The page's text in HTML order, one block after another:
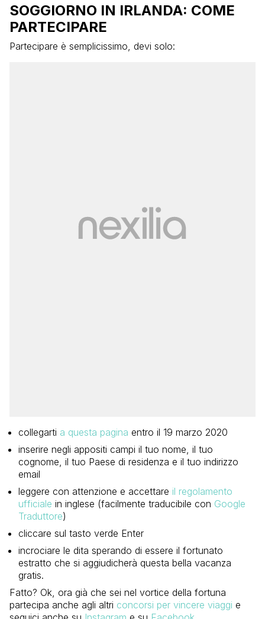
SOGGIORNO IN IRLANDA: COME
PARTECIPARE
Partecipare è semplicissimo, devi solo:
collegarti a questa pagina entro il 19 marzo 2020
inserire negli appositi campi il tuo nome, il tuo
cognome, il tuo Paese di residenza e il tuo indirizzo
email
leggere con attenzione e accettare il regolamento
ufficiale in inglese (facilmente traducibile con Google
Traduttore)
cliccare sul tasto verde Enter
incrociare le dita sperando di essere il fortunato
estratto che si aggiudicherà questa bella vacanza
gratis.
Fatto? Ok, ora già che sei nel vortice della fortuna
partecipa anche agli altri concorsi per vincere viaggi e